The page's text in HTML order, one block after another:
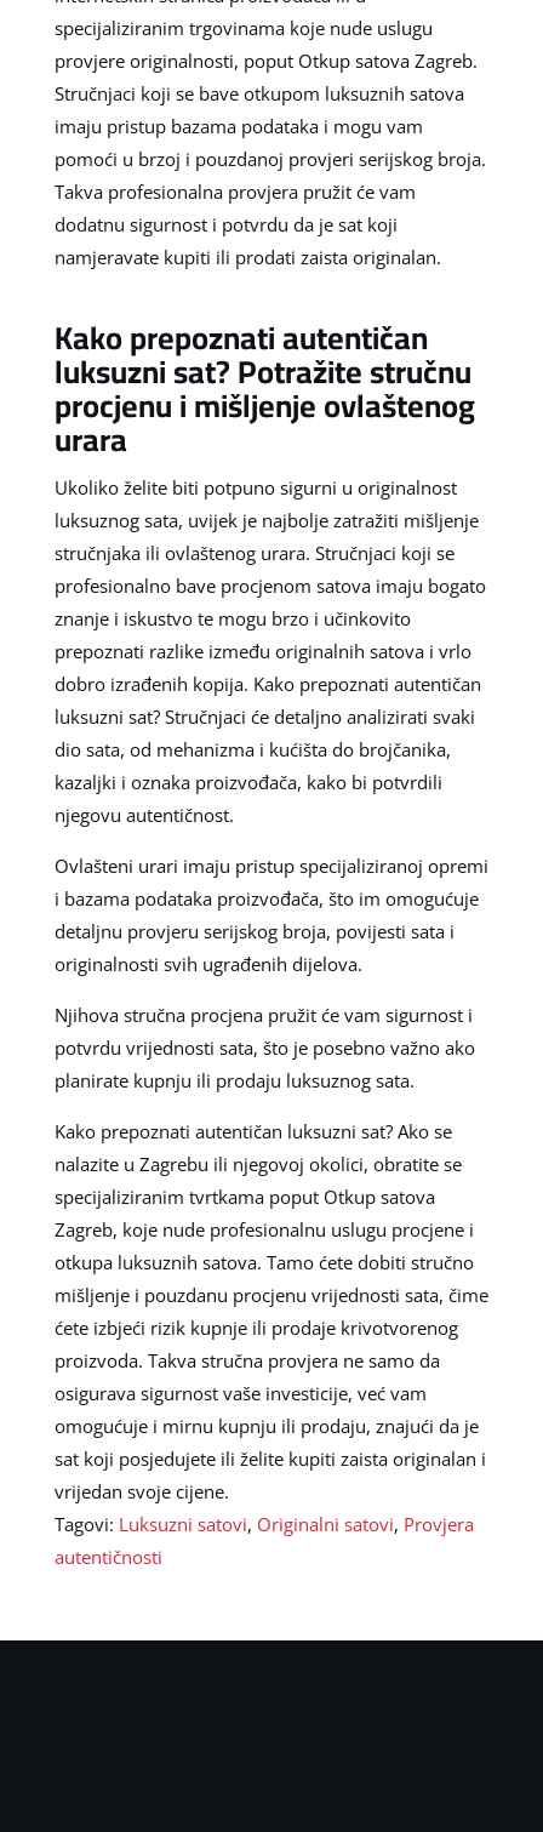
specijaliziranim trgovinama koje nude uslugu
provjere originalnosti, poput Otkup satova Zagreb.
Stručnjaci koji se bave otkupom luksuznih satova
imaju pristup bazama podataka i mogu vam
pomoći u brzoj i pouzdanoj provjeri serijskog broja.
Takva profesionalna provjera pružit će vam
dodatnu sigurnost i potvrdu da je sat koji
namjeravate kupiti ili prodati zaista originalan.
Kako prepoznati autentičan
luksuzni sat? Potražite stručnu
procjenu i mišljenje ovlaštenog
urara
Ukoliko želite biti potpuno sigurni u originalnost
luksuznog sata, uvijek je najbolje zatražiti mišljenje
stručnjaka ili ovlaštenog urara. Stručnjaci koji se
profesionalno bave procjenom satova imaju bogato
znanje i iskustvo te mogu brzo i učinkovito
prepoznati razlike između originalnih satova i vrlo
dobro izrađenih kopija. Kako prepoznati autentičan
luksuzni sat? Stručnjaci će detaljno analizirati svaki
dio sata, od mehanizma i kućišta do brojčanika,
kazaljki i oznaka proizvođača, kako bi potvrdili
njegovu autentičnost.
Ovlašteni urari imaju pristup specijaliziranoj opremi
i bazama podataka proizvođača, što im omogućuje
detaljnu provjeru serijskog broja, povijesti sata i
originalnosti svih ugrađenih dijelova.
Njihova stručna procjena pružit će vam sigurnost i
potvrdu vrijednosti sata, što je posebno važno ako
planirate kupnju ili prodaju luksuznog sata.
Kako prepoznati autentičan luksuzni sat? Ako se
nalazite u Zagrebu ili njegovoj okolici, obratite se
specijaliziranim tvrtkama poput Otkup satova
Zagreb, koje nude profesionalnu uslugu procjene i
otkupa luksuznih satova. Tamo ćete dobiti stručno
mišljenje i pouzdanu procjenu vrijednosti sata, čime
ćete izbjeći rizik kupnje ili prodaje krivotvorenog
proizvoda. Takva stručna provjera ne samo da
osigurava sigurnost vaše investicije, već vam
omogućuje i mirnu kupnju ili prodaju, znajući da je
sat koji posjedujete ili želite kupiti zaista originalan i
vrijedan svoje cijene.
Tagovi: Luksuzni satovi, Originalni satovi, Provjera
autentičnosti